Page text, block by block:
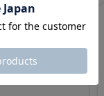
なまえス
【別注